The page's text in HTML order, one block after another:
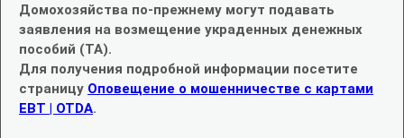
Домохозяйства по-прежнему могут подавать
заявления на возмещение украденных денежных
пособий (TA).
Для получения подробной информации посетите
страницу Оповещение о мошенничестве с картами
EBT | OTDA.